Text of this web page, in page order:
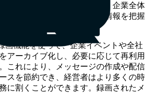
にも活用可能。これにより、企業全体
実現し、社員が常に最新の情報を把握
。
画機能を使って、企業イベントや全社
アーカイブ化し、必要に応じて再利用
これにより、メッセージの作成や配信
スを節約でき、経営者はより多くの時
に割くことができます。録画されたメ